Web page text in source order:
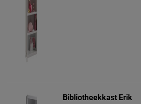
Bibliotheekkast Erik